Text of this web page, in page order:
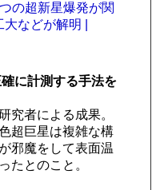
の超新星爆発が関
などが解明 |
に計測する手法を
究者による成果。
超巨星は複雑な構
邪魔をして表面温
たとのこと。